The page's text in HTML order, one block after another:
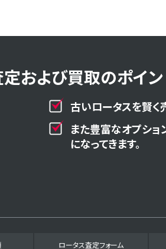
および買取のポイン
古いロータスを賢く
また豊富なオプシ
になってきます。
ロータス査定フォーム